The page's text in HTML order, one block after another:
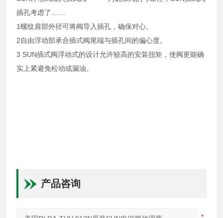
插孔考虑了……
1螺纹肩部外径可将阀导入插孔，确保对心。
2自由浮动部承合插式阀尾端与插孔间的偏心度。
3 SUN插式阀浮动式的设计允许较高的安装扭矩，使阀更能确
实上紧避免松动或漏油。
产品咨询